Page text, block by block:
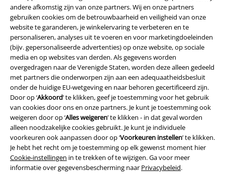
andere afkomstig zijn van onze partners. Wij en onze partners
gebruiken cookies om de betrouwbaarheid en veiligheid van onze
website te garanderen, je winkelervaring te verbeteren en te
personaliseren, analyses uit te voeren en voor marketingdoeleinden
(bijv. gepersonaliseerde advertenties) op onze website, op sociale
media en op websites van derden. Als gegevens worden
overgedragen naar de Verenigde Staten, worden deze alleen gedeeld
met partners die onderworpen zijn aan een adequaatheidsbesluit
onder de huidige EU-wetgeving en naar behoren gecertificeerd zijn.
Door op ‘Akkoord’ te klikken, geef je toestemming voor het gebruik
van cookies door ons en onze partners. Je kunt je toestemming ook
weigeren door op ‘Alles weigeren’ te klikken - in dat geval worden
alleen noodzakelijke cookies gebruikt. Je kunt je individuele
voorkeuren ook aanpassen door op ‘Voorkeuren instellen’ te klikken.
Je hebt het recht om je toestemming op elk gewenst moment hier
Cookie-instellingen in te trekken of te wijzigen. Ga voor meer
informatie over gegevensbescherming naar Privacybeleid.
Legal
Algemene Voorwaarden
Bedrijfsgegevens